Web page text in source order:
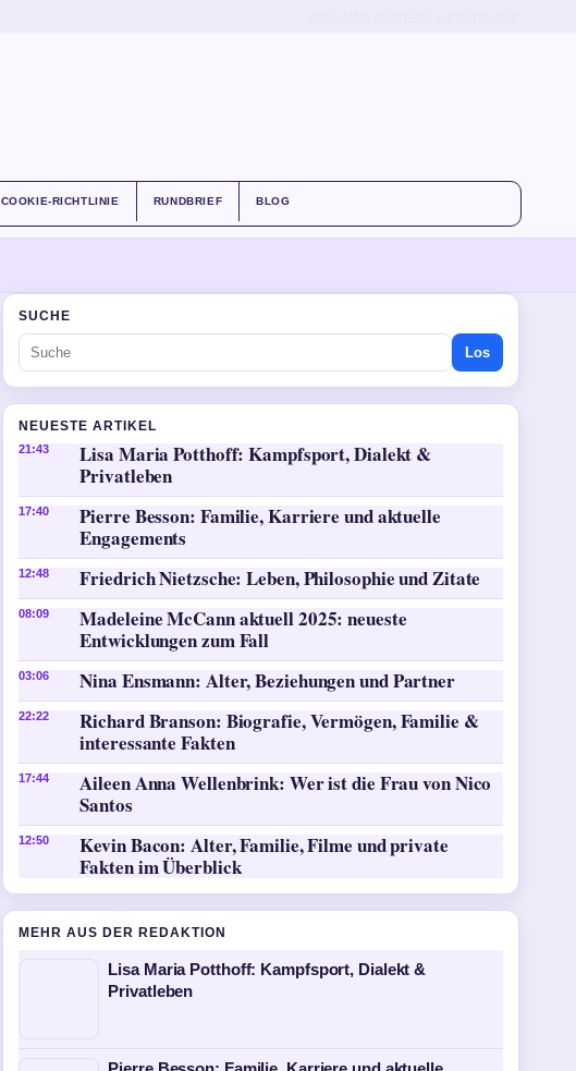
COOKIE-RICHTLINIE RUNDBRIEF BLOG
SUCHE
Los
NEUESTE ARTIKEL
21:43
Lisa Maria Potthoff: Kampfsport, Dialekt &
Privatleben
17:40
Pierre Besson: Familie, Karriere und aktuelle
Engagements
12:48 Friedrich Nietzsche: Leben, Philosophie und Zitate
08:09
Madeleine McCann aktuell 2025: neueste
Entwicklungen zum Fall
03:06 Nina Ensmann: Alter, Beziehungen und Partner
22:22
Richard Branson: Biografie, Vermögen, Familie &
interessante Fakten
17:44
Aileen Anna Wellenbrink: Wer ist die Frau von Nico
Santos
12:50
Kevin Bacon: Alter, Familie, Filme und private
Fakten im Überblick
MEHR AUS DER REDAKTION
Lisa Maria Potthoff: Kampfsport, Dialekt &
Privatleben